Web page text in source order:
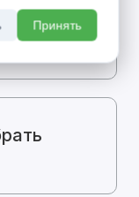
васПринять